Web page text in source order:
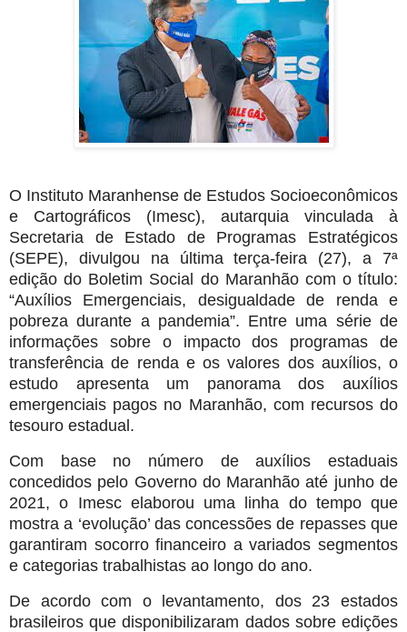
O Instituto Maranhense de Estudos Socioeconômicos
e Cartográficos (Imesc), autarquia vinculada à
Secretaria de Estado de Programas Estratégicos
(SEPE), divulgou na última terça-feira (27), a 7ª
edição do Boletim Social do Maranhão com o título:
“Auxílios Emergenciais, desigualdade de renda e
pobreza durante a pandemia”. Entre uma série de
informações sobre o impacto dos programas de
transferência de renda e os valores dos auxílios, o
estudo apresenta um panorama dos auxílios
emergenciais pagos no Maranhão, com recursos do
tesouro estadual.
Com base no número de auxílios estaduais
concedidos pelo Governo do Maranhão até junho de
2021, o Imesc elaborou uma linha do tempo que
mostra a ‘evolução’ das concessões de repasses que
garantiram socorro financeiro a variados segmentos
e categorias trabalhistas ao longo do ano.
De acordo com o levantamento, dos 23 estados
brasileiros que disponibilizaram dados sobre edições